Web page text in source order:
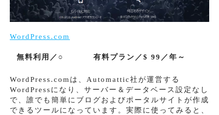
WordPress.com
無料利用／○ 有料プラン／$ 99／年～
WordPress.comは、Automattic社が運営する
WordPressになり、サーバー＆データベース設定なし
で、誰でも簡単にブログおよびポータルサイトが作成
できるツールになっています。実際に使ってみると、